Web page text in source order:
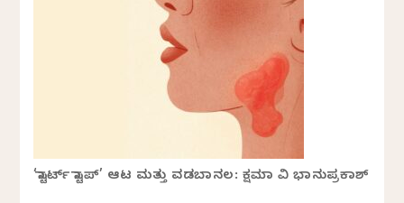
‘ಸ್ಟಾರ್ಟ್ ಸ್ಟಾಪ್’ ಆಟ ಮತ್ತು ವಡಬಾನಲ: ಕ್ಷಮಾ ವಿ ಭಾನುಪ್ರಕಾಶ್